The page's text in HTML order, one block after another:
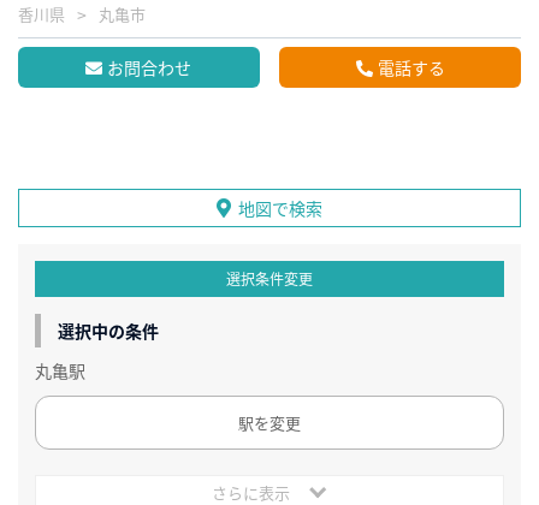
香川県 丸亀市
お問合わせ 電話する
地図で検索
選択条件変更
選択中の条件
丸亀駅
駅を変更
さらに表示